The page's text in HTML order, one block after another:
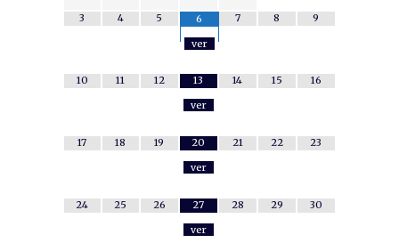
3 4 5
6
ver
7 8 9
10 11 12
13
ver
14 15 16
17 18 19
20
ver
21 22 23
24 25 26
27
ver
28 29 30